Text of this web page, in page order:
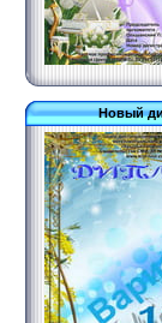
Новый